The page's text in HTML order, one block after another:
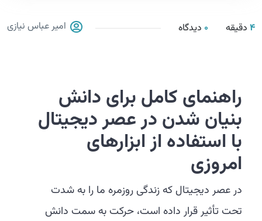
4 دقیقه 0 دیدگاه امیر عباس نیازی
راهنمای کامل برای دانش
بنیان شدن در عصر دیجیتال
با استفاده از ابزارهای
امروزی
در عصر دیجیتال که زندگی روزمره ما را به شدت
تحت تأثیر قرار داده است، حرکت به سمت دانش